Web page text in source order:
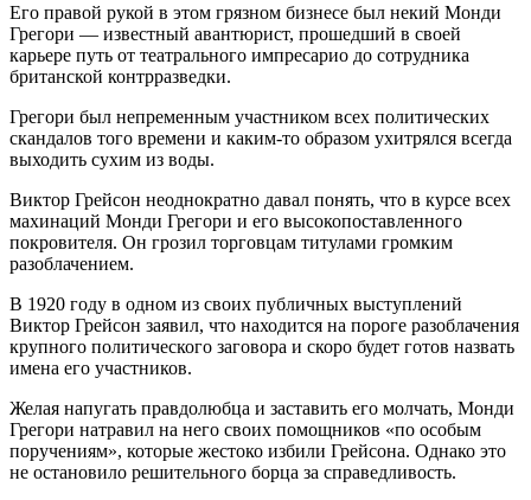
Его правой рукой в этом грязном бизнесе был некий Монди
Грегори — известный авантюрист, прошедший в своей
карьере путь от театрального импресарио до сотрудника
британской контрразведки.
Грегори был непременным участником всех политических
скандалов того времени и каким-то образом ухитрялся всегда
выходить сухим из воды.
Виктор Грейсон неоднократно давал понять, что в курсе всех
махинаций Монди Грегори и его высокопоставленного
покровителя. Он грозил торговцам титулами громким
разоблачением.
В 1920 году в одном из своих публичных выступлений
Виктор Грейсон заявил, что находится на пороге разоблачения
крупного политического заговора и скоро будет готов назвать
имена его участников.
Желая напугать правдолюбца и заставить его молчать, Монди
Грегори натравил на него своих помощников «по особым
поручениям», которые жестоко избили Грейсона. Однако это
не остановило решительного борца за справедливость.